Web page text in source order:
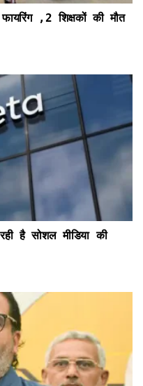
,2 शिक्षकों की मौत
है सोशल मीडिया की